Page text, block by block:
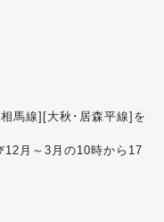
馬線][大秋･居森平線]を
月～3月の10時から17